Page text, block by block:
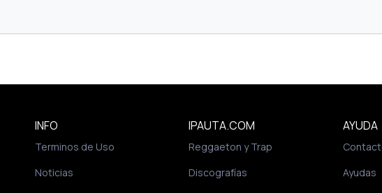
INFO
Terminos de Uso
Noticias
IPAUTA.COM
Reggaeton y Trap
Discografías
AYUDA
Ayudas